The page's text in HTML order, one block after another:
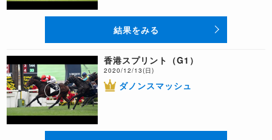
結果をみる
香港スプリント（G1）
2020/12/13(日)
ダノンスマッシュ